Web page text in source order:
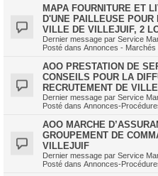
MAPA FOURNITURE ET
D'UNE PAILLEUSE
VILLE DE VILLEJUIF, 2
Dernier message par Service
Posté dans Annonces - Marchés
AOO PRESTATION DE
CONSEILS POUR LA
RECRUTEMENT DE
Dernier message par Service
Posté dans Annonces-
AOO MARCHE
GROUPEMENT DE
VILLEJUIF
Dernier message par Service
Posté dans Annonces-